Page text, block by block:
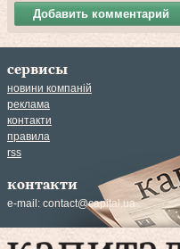
Добавить комментарий
сервисы
новини компаній
реклама
контакти
правила
rss
контакти
e-mail: contact@capital.ua